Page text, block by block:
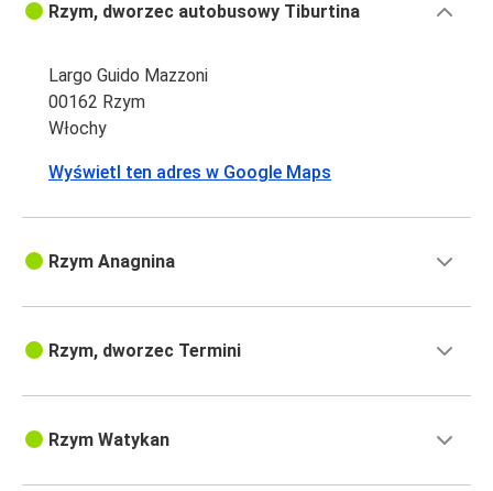
Rzym, dworzec autobusowy Tiburtina
Largo Guido Mazzoni
00162 Rzym
Włochy
Wyświetl ten adres w Google Maps
Rzym Anagnina
Rzym, dworzec Termini
Rzym Watykan